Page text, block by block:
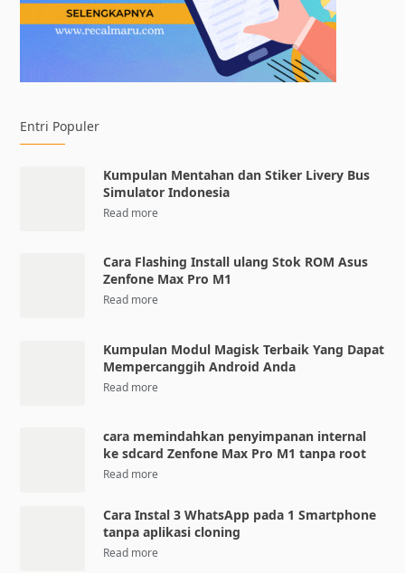
Entri Populer
Kumpulan Mentahan dan Stiker Livery Bus
Simulator Indonesia
Cara Flashing Install ulang Stok ROM Asus
Zenfone Max Pro M1
Kumpulan Modul Magisk Terbaik Yang Dapat
Mempercanggih Android Anda
cara memindahkan penyimpanan internal
ke sdcard Zenfone Max Pro M1 tanpa root
Cara Instal 3 WhatsApp pada 1 Smartphone
tanpa aplikasi cloning